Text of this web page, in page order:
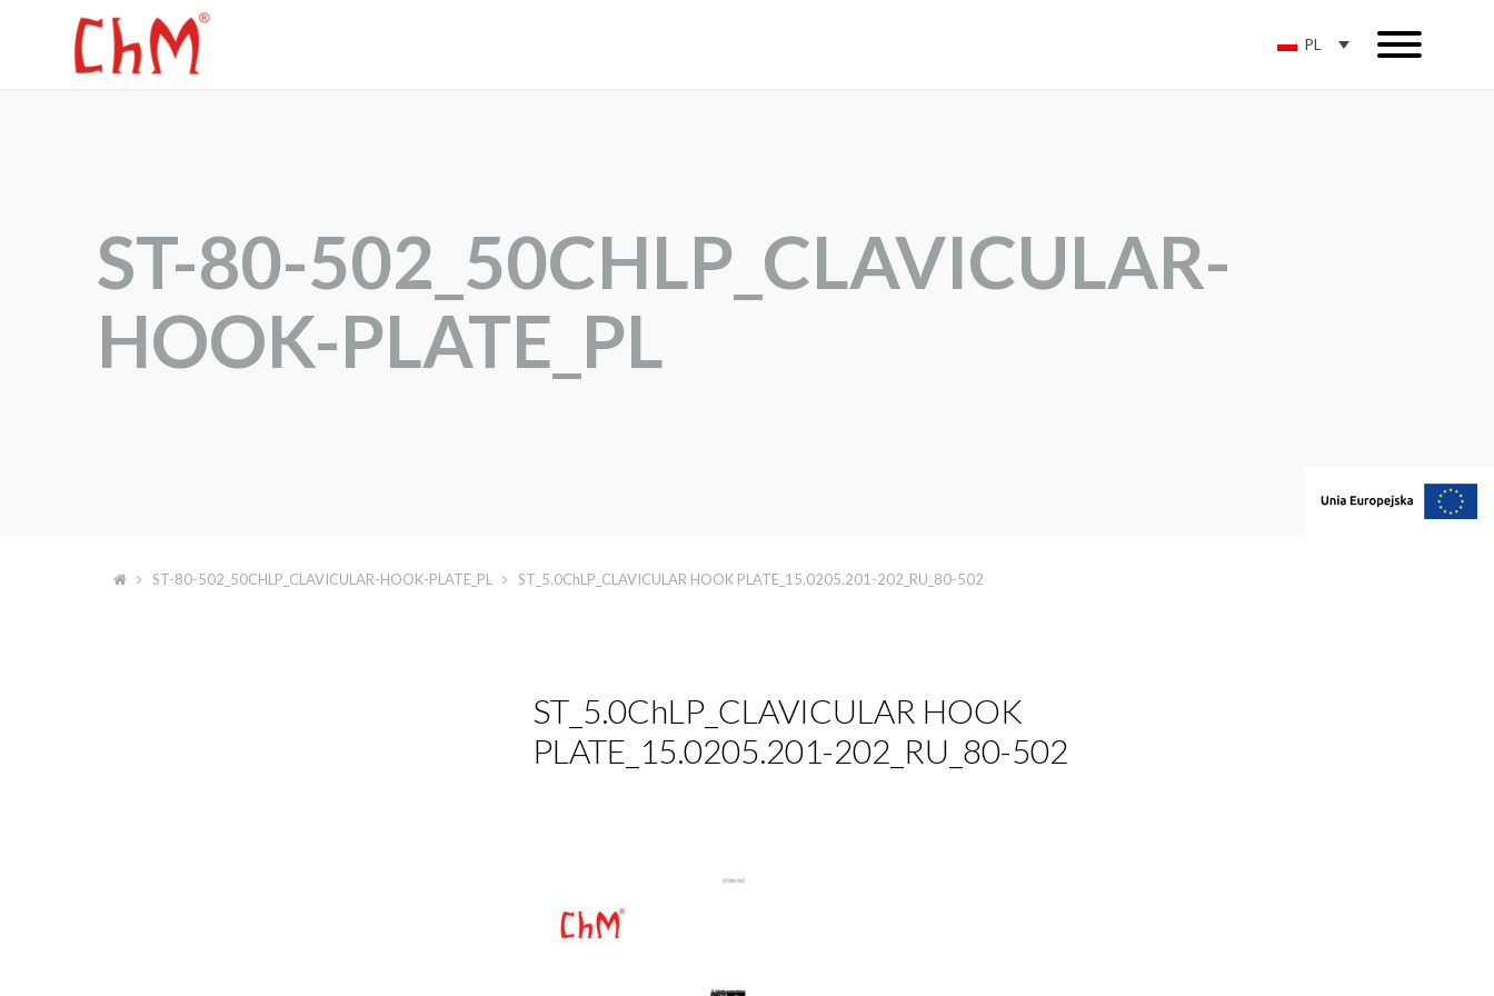
PL
ST-80-502_50CHLP_CLAVICULAR-
HOOK-PLATE_PL
ST-80-502_50CHLP_CLAVICULAR-HOOK-PLATE_PL ST_5.0ChLP_CLAVICULAR HOOK PLATE_15.0205.201-202_RU_80-502
ST_5.0ChLP_CLAVICULAR HOOK
PLATE_15.0205.201-202_RU_80-502